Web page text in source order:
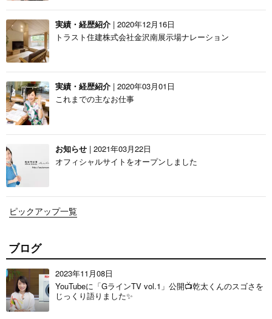
実績・経歴紹介 | 2020年12月16日
トラスト住建株式会社金沢南展示場ナレーション
実績・経歴紹介 | 2020年03月01日
これまでの主なお仕事
お知らせ | 2021年03月22日
オフィシャルサイトをオープンしました
ピックアップ一覧
ブログ
2023年11月08日
YouTubeに「GラインTV vol.1」公開📺乾太くんのスゴさを
じっくり語りました✨